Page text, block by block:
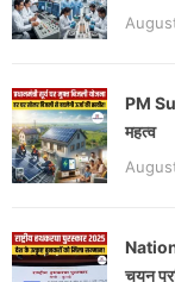
PM
महत्व
चयन